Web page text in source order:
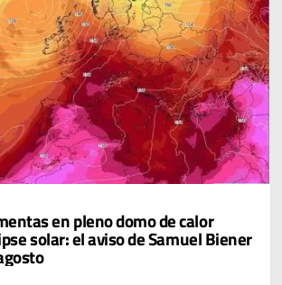
en pleno domo de calor
solar: el aviso de Samuel Biener